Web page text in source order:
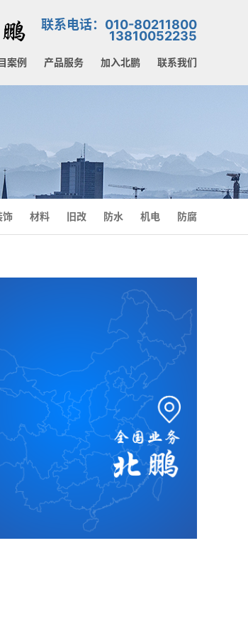
联系电话：010-80211800
13810052235
案例 产品服务 加入北鹏 联系我们
饰 材料 旧改 防水 机电 防腐